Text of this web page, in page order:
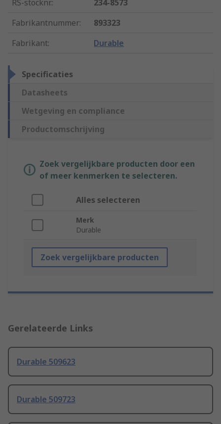
RS-stocknr.:
234-8573
Fabrikantnummer:
893323
Fabrikant: Durable
Specificaties
Datasheets
Wetgeving en compliance
Productomschrijving
Zoek vergelijkbare producten door een
of meer kenmerken te selecteren.
Alles selecteren
Merk
Durable
Zoek vergelijkbare producten
Gerelateerde Links
Durable 509623
Durable 509723